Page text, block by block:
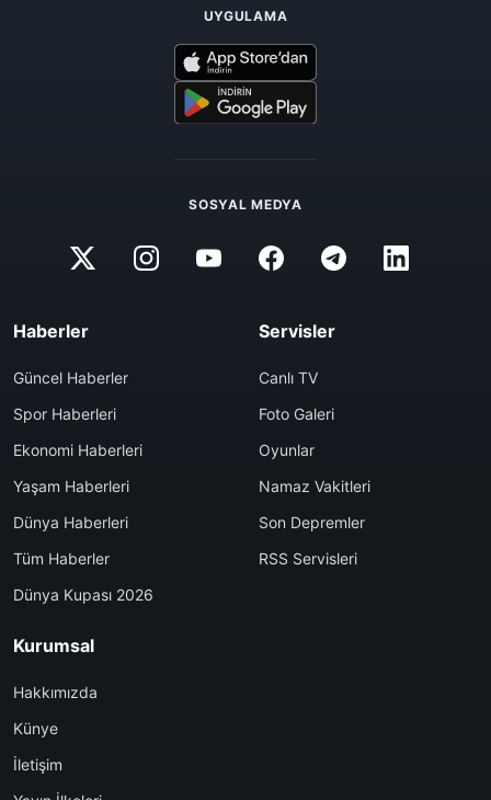
UYGULAMA
SOSYAL MEDYA
Haberler
Güncel Haberler
Spor Haberleri
Ekonomi Haberleri
Yaşam Haberleri
Dünya Haberleri
Tüm Haberler
Dünya Kupası 2026
Servisler
Canlı TV
Foto Galeri
Oyunlar
Namaz Vakitleri
Son Depremler
RSS Servisleri
Kurumsal
Hakkımızda
Künye
İletişim